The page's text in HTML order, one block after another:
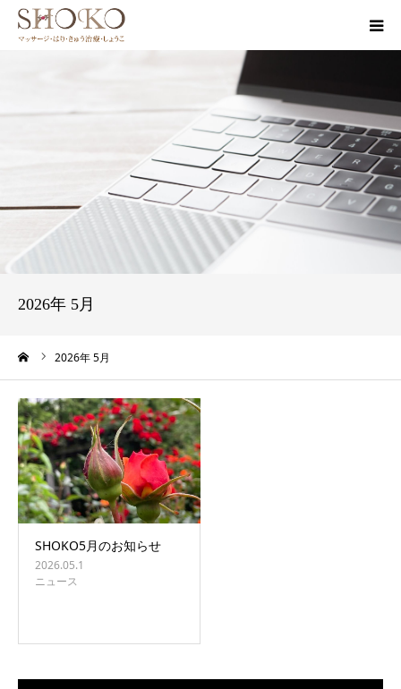
2026年 5月
2026年 5月
SHOKO5月のお知らせ
2026.05.1
ニュース
ブログ